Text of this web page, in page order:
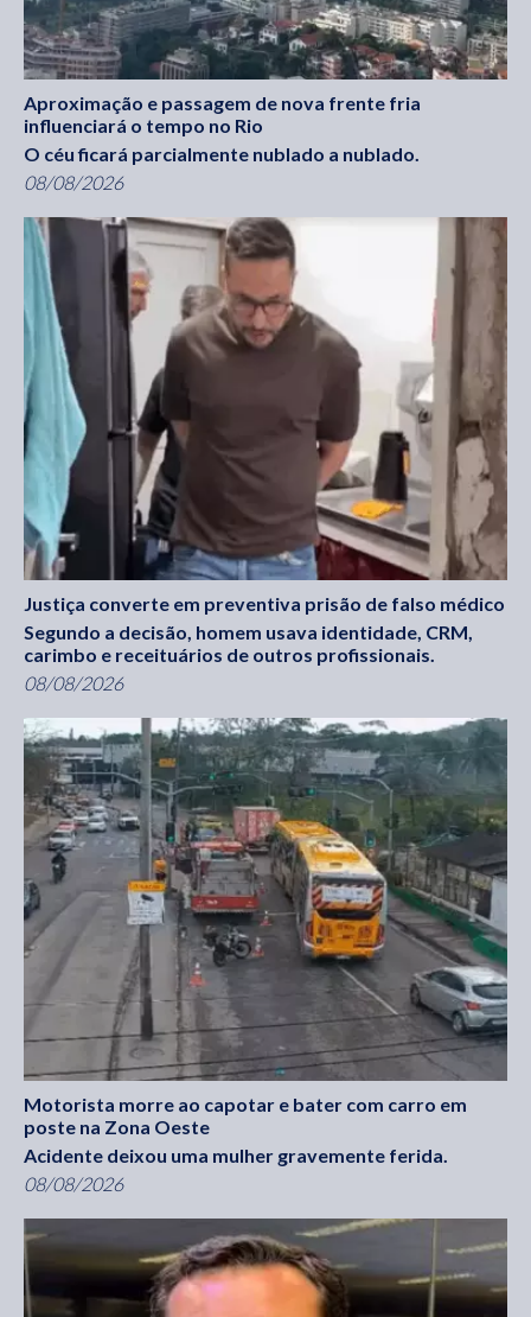
Aproximação e passagem de nova frente fria
influenciará o tempo no Rio
O céu ficará parcialmente nublado a nublado.
08/08/2026
Justiça converte em preventiva prisão de falso médico
Segundo a decisão, homem usava identidade, CRM,
carimbo e receituários de outros profissionais.
08/08/2026
Motorista morre ao capotar e bater com carro em
poste na Zona Oeste
Acidente deixou uma mulher gravemente ferida.
08/08/2026